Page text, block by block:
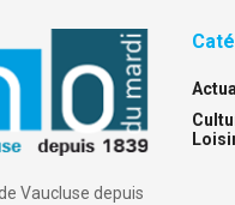
Vaucluse depuis